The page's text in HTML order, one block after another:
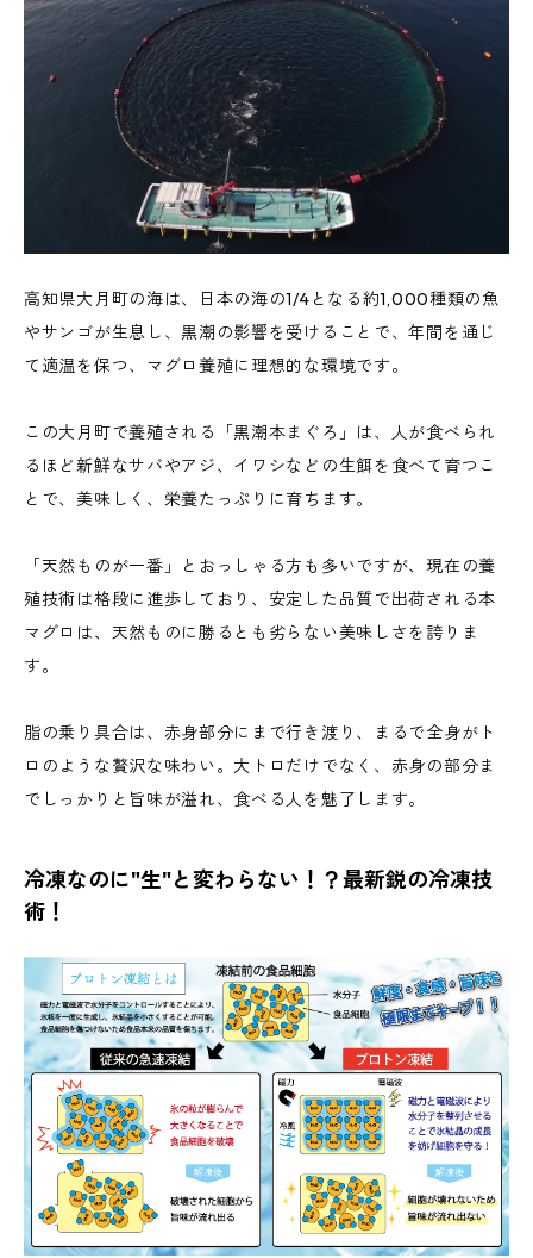
高知県大月町の海は、日本の海の1/4となる約1,000種類の魚
やサンゴが生息し、黒潮の影響を受けることで、年間を通じ
て適温を保つ、マグロ養殖に理想的な環境です。
この大月町で養殖される「黒潮本まぐろ」は、人が食べられ
るほど新鮮なサバやアジ、イワシなどの生餌を食べて育つこ
とで、美味しく、栄養たっぷりに育ちます。
「天然ものが一番」とおっしゃる方も多いですが、現在の養
殖技術は格段に進歩しており、安定した品質で出荷される本
マグロは、天然ものに勝るとも劣らない美味しさを誇りま
す。
脂の乗り具合は、赤身部分にまで行き渡り、まるで全身がト
ロのような贅沢な味わい。大トロだけでなく、赤身の部分ま
でしっかりと旨味が溢れ、食べる人を魅了します。
冷凍なのに"生"と変わらない！？最新鋭の冷凍技
術！